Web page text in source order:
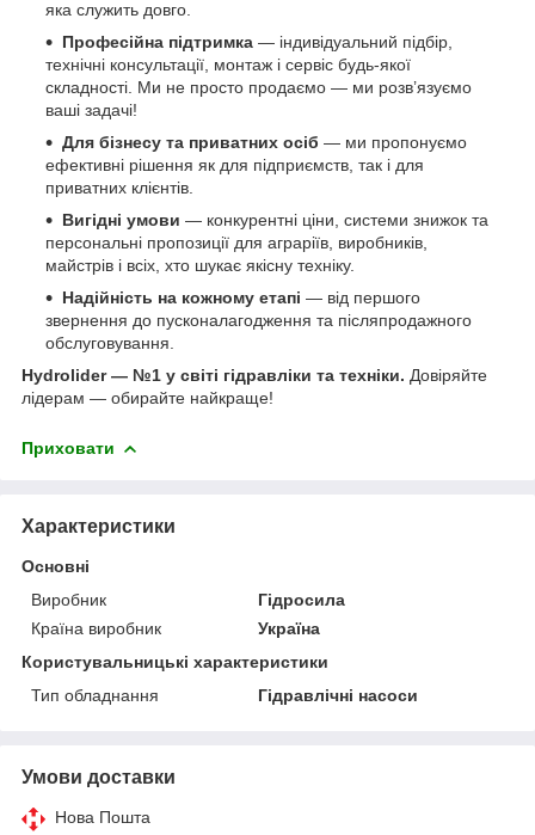
яка служить довго.
Професійна підтримка — індивідуальний підбір,
технічні консультації, монтаж і сервіс будь-якої
складності. Ми не просто продаємо — ми розв’язуємо
ваші задачі!
Для бізнесу та приватних осіб — ми пропонуємо
ефективні рішення як для підприємств, так і для
приватних клієнтів.
Вигідні умови — конкурентні ціни, системи знижок та
персональні пропозиції для аграріїв, виробників,
майстрів і всіх, хто шукає якісну техніку.
Надійність на кожному етапі — від першого
звернення до пусконалагодження та післяпродажного
обслуговування.
Hydrolider — №1 у світі гідравліки та техніки. Довіряйте
лідерам — обирайте найкраще!
Приховати
Характеристики
Основні
Виробник
Гідросила
Країна виробник
Україна
Користувальницькі характеристики
Тип обладнання
Гідравлічні насоси
Умови доставки
Нова Пошта